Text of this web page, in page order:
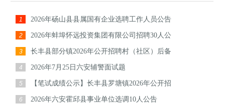
1 2026年砀山县县属国有企业选聘工作人员公告
2 2026年蚌埠怀远投资集团有限公司招聘30人公
3 长丰县部分镇2026年公开招聘村（社区）后备
4 2026年7月25日六安辅警面试题
5 【笔试成绩公示】长丰县罗塘镇2026年公开招
6 2026年六安霍邱县事业单位选调10人公告